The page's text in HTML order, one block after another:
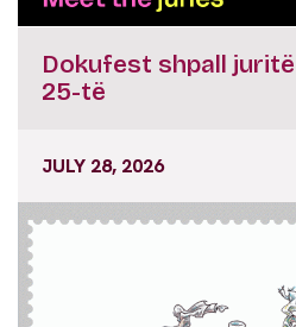
Dokufest shpall
25-të
JULY 28, 2026